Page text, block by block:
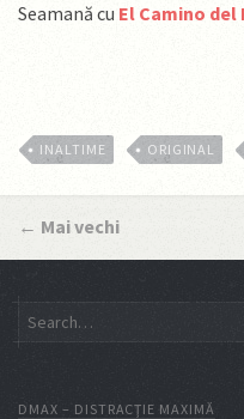
Seamană cu El Camino del
INALTIME ORIGINAL
← Mai vechi
DMAX – DISTRACŢIE MAXIMĂ